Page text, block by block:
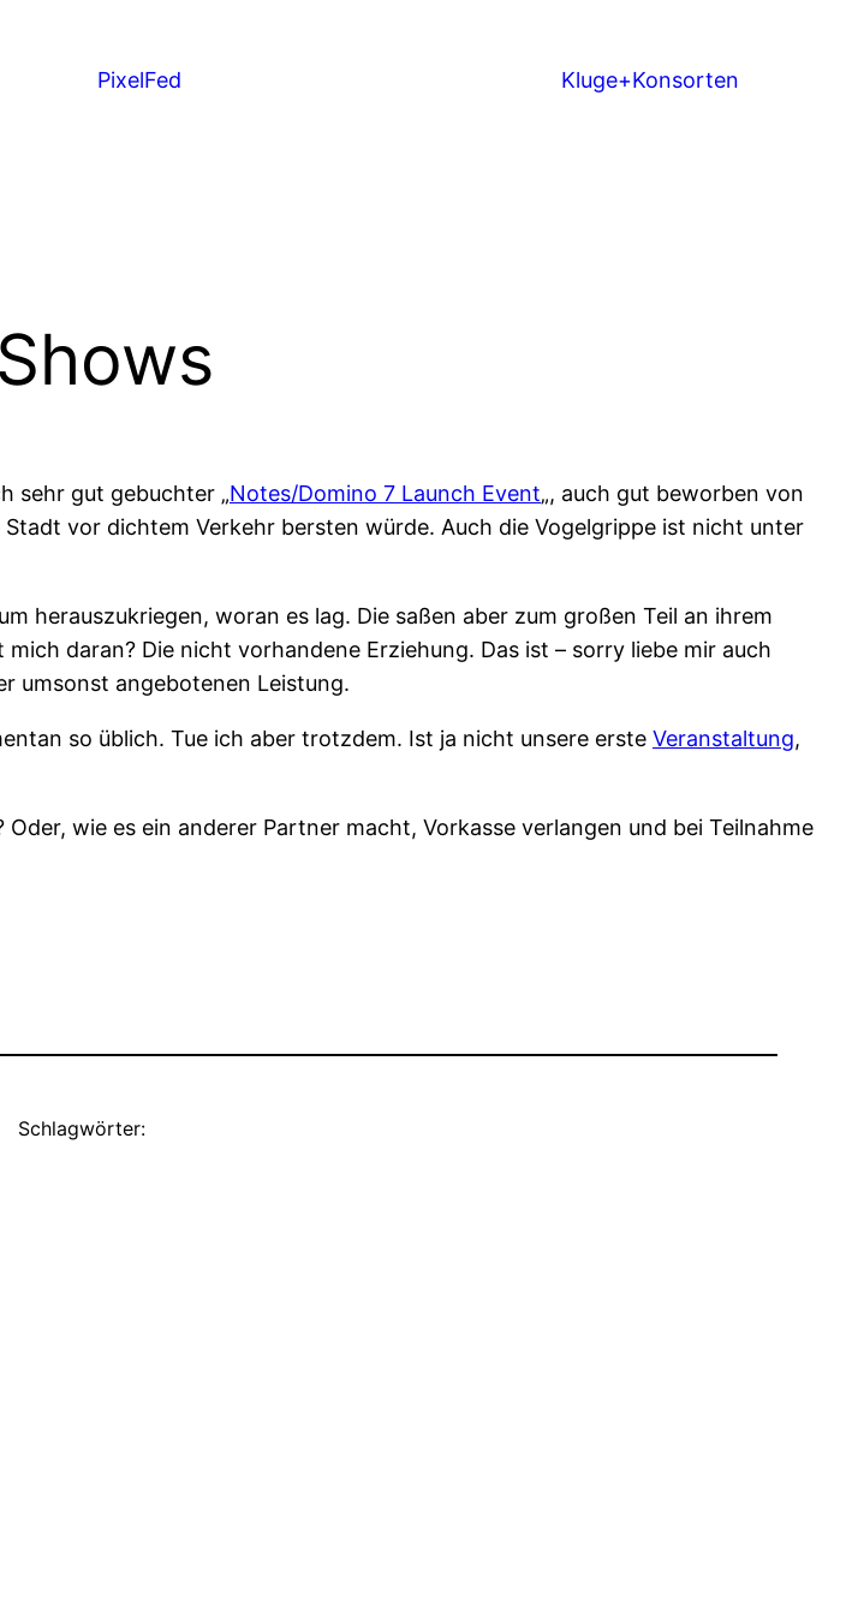
PixelFed Kluge+Konsorten
sehr gut gebuchter „Notes/Domino 7 Launch Event„, auch gut beworben von
vor dichtem Verkehr bersten würde. Auch die Vogelgrippe ist nicht unter
herauszukriegen, woran es lag. Die saßen aber zum großen Teil an ihrem
daran? Die nicht vorhandene Erziehung. Das ist – sorry liebe mir auch
umsonst angebotenen Leistung.
so üblich. Tue ich aber trotzdem. Ist ja nicht unsere erste Veranstaltung,
wie es ein anderer Partner macht, Vorkasse verlangen und bei Teilnahme
Schlagwörter: